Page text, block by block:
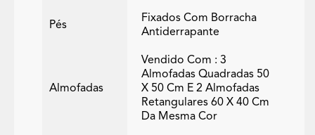
Pés
Fixados Com Borracha
Antiderrapante
Almofadas
Vendido Com : 3
Almofadas Quadradas 50
X 50 Cm E 2 Almofadas
Retangulares 60 X 40 Cm
Da Mesma Cor